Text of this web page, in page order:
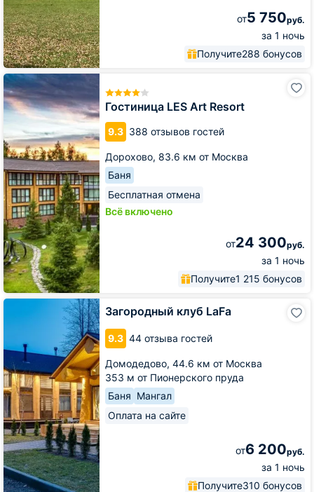
от5 750руб.
за 1 ночь
Получите288 бонусов
Гостиница LES Art Resort
9.3 388 отзывов гостей
Дорохово, 83.6 км от Москва
Баня
Бесплатная отмена
Всё включено
от24 300руб.
за 1 ночь
Получите1 215 бонусов
Гостиница
LES
Art
Resort
Загородный клуб LaFa
9.3 44 отзыва гостей
Домодедово, 44.6 км от Москва
353 м от Пионерского пруда
Баня Мангал
Оплата на сайте
от6 200руб.
за 1 ночь
Получите310 бонусов
Загородный